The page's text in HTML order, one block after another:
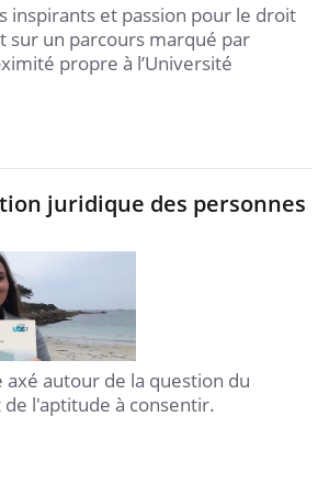
inspirants et passion pour le droit
sur un parcours marqué par
propre à l’Université
juridique des personnes
axé autour de la question du
l'aptitude à consentir.